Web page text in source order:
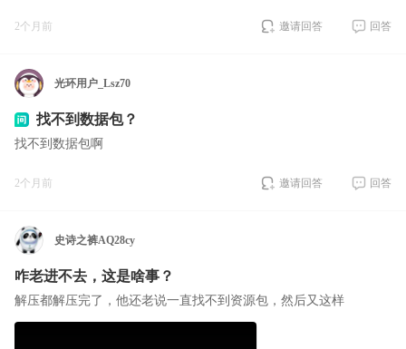
2个月前 邀请回答 回答
光环用户_Lsz70
找不到数据包？
找不到数据包啊
2个月前 邀请回答 回答
史诗之裤AQ28cy
咋老进不去，这是啥事？
解压都解压完了，他还老说一直找不到资源包，然后又这样